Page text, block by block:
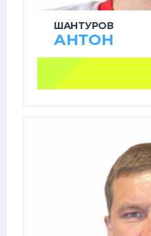
ШАНТУРОВ
АНТОН